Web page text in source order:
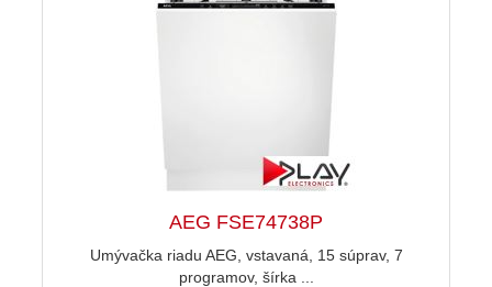
AEG FSE74738P
Umývačka riadu AEG, vstavaná, 15 súprav, 7
programov, šírka ...